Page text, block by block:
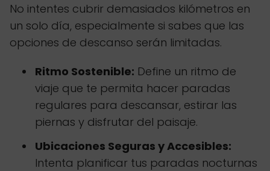
No intentes cubrir demasiados kilómetros en
un solo día, especialmente si sabes que las
opciones de descanso serán limitadas.
Ritmo Sostenible: Define un ritmo de
viaje que te permita hacer paradas
regulares para descansar, estirar las
piernas y disfrutar del paisaje.
Ubicaciones Seguras y Accesibles:
Intenta planificar tus paradas nocturnas